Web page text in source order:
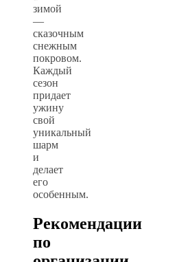
зимой
—
сказочным
снежным
покровом.
Каждый
сезон
придает
ужину
свой
уникальный
шарм
и
делает
его
особенным.
Рекомендации
по